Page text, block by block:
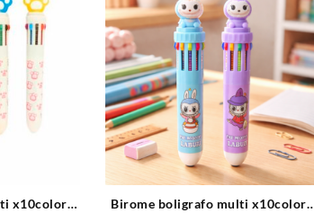
x10colore
Birome boligrafo multi x10colore